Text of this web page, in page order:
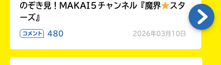
のぞき見！MAKAI５チャンネル『魔界
スタ
ーズ』
コメント 480 2026年03月10日